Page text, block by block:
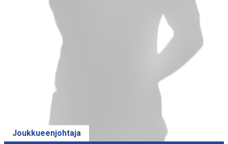
Joukkueenjohtaja